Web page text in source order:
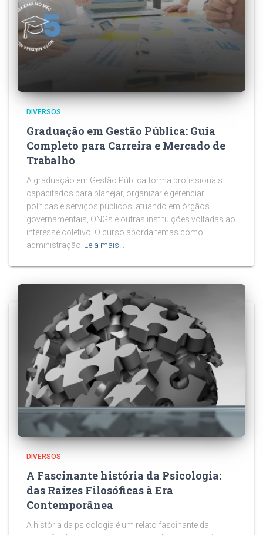
DIVERSOS
Graduação em Gestão Pública: Guia
Completo para Carreira e Mercado de
Trabalho
A graduação em Gestão Pública forma profissionais
capacitados para planejar, organizar e gerenciar
políticas e serviços públicos, atuando em órgãos
governamentais, ONGs e outras instituições voltadas ao
interesse coletivo. O curso aborda temas como
administração Leia mais…
DIVERSOS
A Fascinante história da Psicologia:
das Raízes Filosóficas à Era
Contemporânea
A história da psicologia é um relato fascinante da